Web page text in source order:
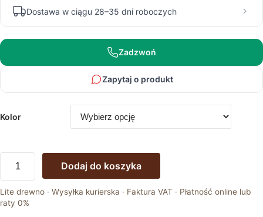
Dostawa w ciągu 28–35 dni roboczych
Zadzwoń
Zapytaj o produkt
Kolor
Ława
Dębowa
Klasyczna
Dodaj do koszyka
Lite drewno · Wysyłka kurierska · Faktura VAT · Płatność online lub
raty 0%